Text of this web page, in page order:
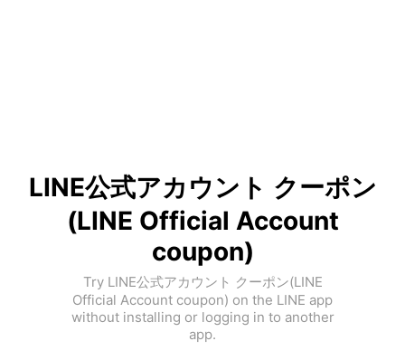
LINE公式アカウント クーポン
(LINE Official Account
coupon)
Try LINE公式アカウント クーポン(LINE
Official Account coupon) on the LINE app
without installing or logging in to another
app.